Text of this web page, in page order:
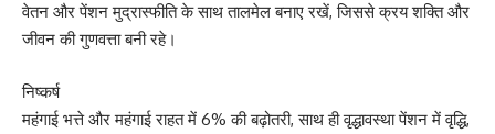
वेतन और पेंशन मुद्रास्फीति के साथ तालमेल बनाए रखें, जिससे क्रय शक्ति और
जीवन की गुणवत्ता बनी रहे।
निष्कर्ष
महंगाई भत्ते और महंगाई राहत में 6% की बढ़ोतरी, साथ ही वृद्धावस्था पेंशन में वृद्धि,